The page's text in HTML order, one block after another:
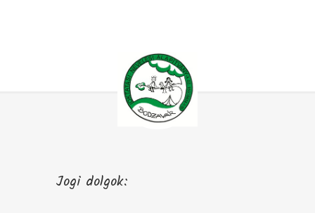
Jogi dolgok: